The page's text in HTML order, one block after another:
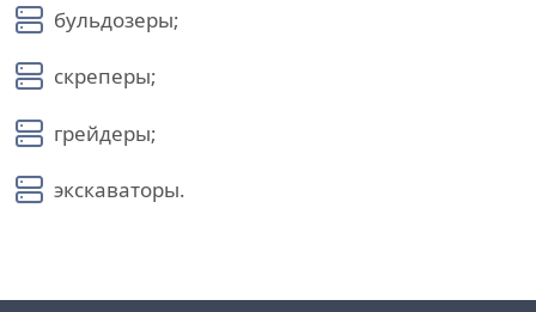
бульдозеры;
скреперы;
грейдеры;
экскаваторы.